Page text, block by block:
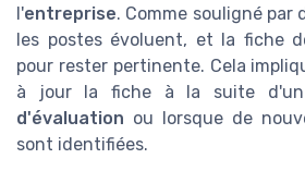
l'entreprise. Comme souligné par
les postes évoluent, et la fiche
pour rester pertinente. Cela
à jour la fiche à la suite d'un
d'évaluation ou lorsque de
sont identifiées.